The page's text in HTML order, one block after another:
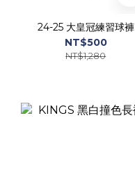
24-25 大皇冠練習球褲
NT$500
NT$1,280